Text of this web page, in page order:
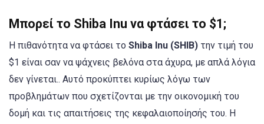
Μπορεί το Shiba Inu να φτάσει το $1;
Η πιθανότητα να φτάσει το Shiba Inu (SHIB) την τιμή του
$1 είναι σαν να ψάχνεις βελόνα στα άχυρα, με απλά λόγια
δεν γίνεται.. Αυτό προκύπτει κυρίως λόγω των
προβλημάτων που σχετίζονται με την οικονομική του
δομή και τις απαιτήσεις της κεφαλαιοποίησής του. Η